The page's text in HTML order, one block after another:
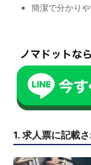
簡潔で分かり
1. 求人票に記載